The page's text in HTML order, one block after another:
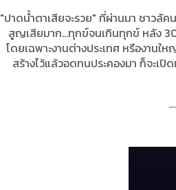
"ปาดน้ำตาเสียจะรวย" ที่ผ่านมา ชาวลัค
สูญเสียมาก...ทุกข์จนเกินทุกข์ หลัง
โดยเฉพาะงานต่างประเทศ หรืองาน
สร้างไว้แล้วอดทนประคองมา ก็จะเ